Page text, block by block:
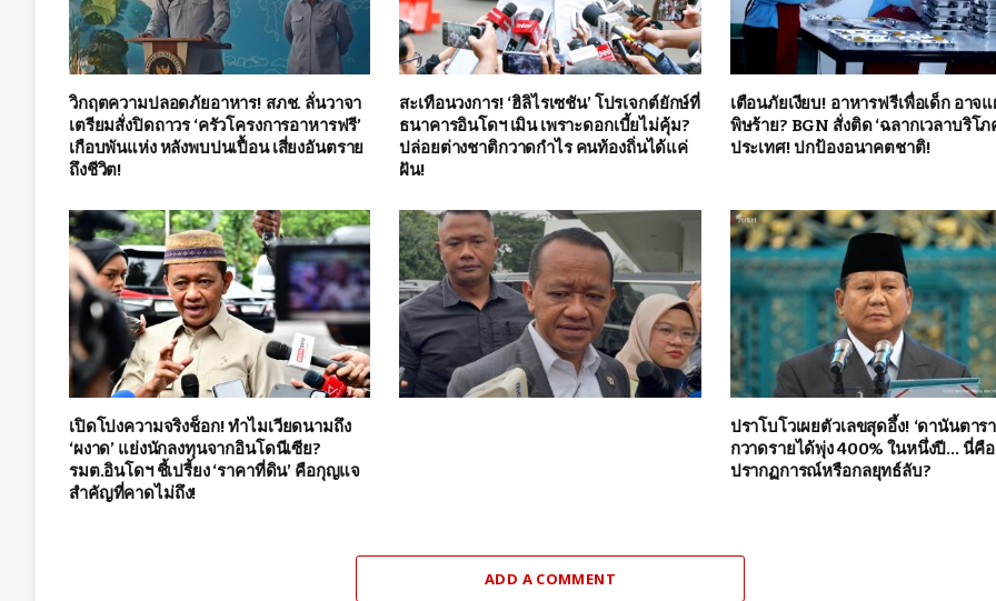
วิกฤตความปลอดภัยอาหาร! สภช. ลั่นวาจา
เตรียมสั่งปิดถาวร ‘ครัวโครงการอาหารฟรี’
เกือบพันแห่ง หลังพบปนเปื้อน เสี่ยงอันตราย
ถึงชีวิต!
สะเทือนวงการ! ‘ฮิลิไรเซชัน’ โปรเจกต์ยักษ์ที่
ธนาคารอินโดฯ เมิน เพราะดอกเบี้ยไม่คุ้ม?
ปล่อยต่างชาติกวาดกำไร คนท้องถิ่นได้แค่
ฝัน!
เตือนภัยเงียบ! อาหารฟรีเพื่อเด็ก อาจแ
พิษร้าย? BGN สั่งติด ‘ฉลากเวลาบริโภ
ประเทศ! ปกป้องอนาคตชาติ!
เปิดโปงความจริงช็อก! ทำไมเวียดนามถึง
‘ผงาด’ แย่งนักลงทุนจากอินโดนีเซีย?
รมต.อินโดฯ ชี้เปรี้ยง ‘ราคาที่ดิน’ คือกุญแจ
สำคัญที่คาดไม่ถึง!
ปราโบโวเผยตัวเลขสุดอึ้ง! ‘ดานันตารา
กวาดรายได้พุ่ง 400% ในหนึ่งปี… นี่คือ
ปรากฏการณ์หรือกลยุทธ์ลับ?
ADD A COMMENT